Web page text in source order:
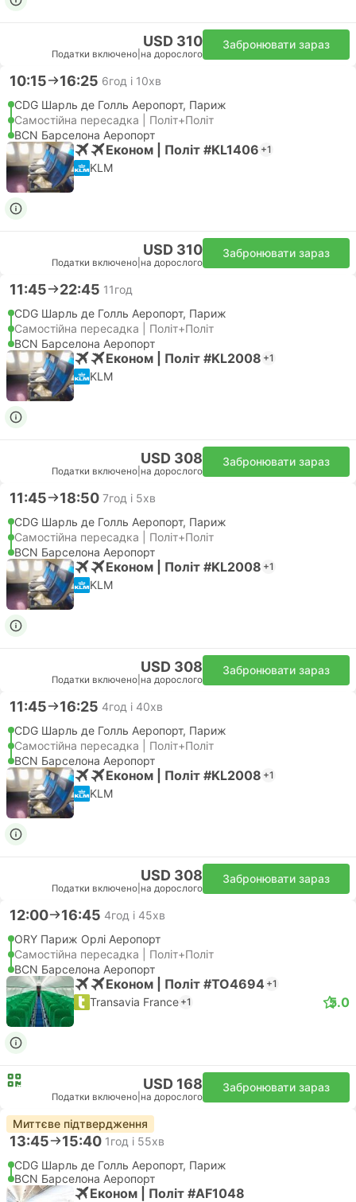
USD 310
Податки включено на дорослого
Забронювати зараз
10:15 16:25 6год і 10хв
CDG Шарль де Голль Аеропорт, Париж
Самостійна пересадка | Політ+Політ
BCN Барселона Аеропорт
Економ | Політ #KL1406 +1
KLM
USD 310
Податки включено на дорослого
Забронювати зараз
11:45 22:45 11год
CDG Шарль де Голль Аеропорт, Париж
Самостійна пересадка | Політ+Політ
BCN Барселона Аеропорт
Економ | Політ #KL2008 +1
KLM
USD 308
Податки включено на дорослого
Забронювати зараз
11:45 18:50 7год і 5хв
CDG Шарль де Голль Аеропорт, Париж
Самостійна пересадка | Політ+Політ
BCN Барселона Аеропорт
Економ | Політ #KL2008 +1
KLM
USD 308
Податки включено на дорослого
Забронювати зараз
11:45 16:25 4год і 40хв
CDG Шарль де Голль Аеропорт, Париж
Самостійна пересадка | Політ+Політ
BCN Барселона Аеропорт
Економ | Політ #KL2008 +1
KLM
USD 308
Податки включено на дорослого
Забронювати зараз
12:00 16:45 4год і 45хв
ORY Париж Орлі Аеропорт
Самостійна пересадка | Політ+Політ
BCN Барселона Аеропорт
Економ | Політ #TO4694 +1
Transavia France +1 5.0
USD 168
Податки включено на дорослого
Забронювати зараз
Миттєве підтвердження
13:45 15:40 1год і 55хв
CDG Шарль де Голль Аеропорт, Париж
BCN Барселона Аеропорт
Економ | Політ #AF1048